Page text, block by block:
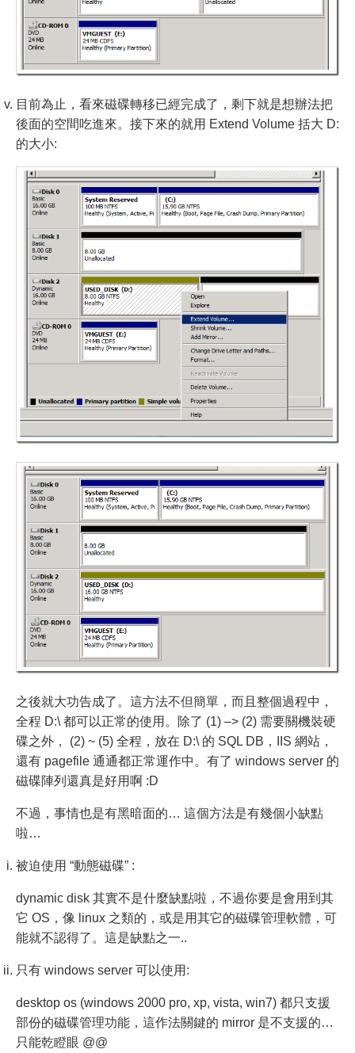
目前為止，看來磁碟轉移已經完成了，剩下就是想辦法把
後面的空間吃進來。接下來的就用 Extend Volume 括大 D:
的大小:
之後就大功告成了。這方法不但簡單，而且整個過程中，
全程 D:\ 都可以正常的使用。除了 (1) –> (2) 需要關機裝硬
碟之外， (2) ~ (5) 全程，放在 D:\ 的 SQL DB，IIS 網站，
還有 pagefile 通通都正常運作中。有了 windows server 的
磁碟陣列還真是好用啊 :D
不過，事情也是有黑暗面的… 這個方法是有幾個小缺點
啦…
被迫使用 “動態磁碟” :
dynamic disk 其實不是什麼缺點啦，不過你要是會用到其
它 OS，像 linux 之類的，或是用其它的磁碟管理軟體，可
能就不認得了。這是缺點之一..
只有 windows server 可以使用:
desktop os (windows 2000 pro, xp, vista, win7) 都只支援
部份的磁碟管理功能，這作法關鍵的 mirror 是不支援的…
只能乾瞪眼 @@